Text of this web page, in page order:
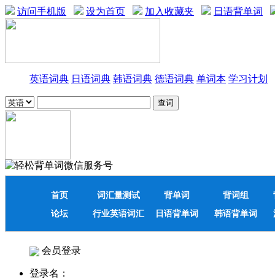
访问手机版 设为首页 加入收藏夹 日语背单词
英语词典 日语词典 韩语词典 德语词典 单词本 学习计划
首页 词汇量测试 背单词 背词组
论坛
行业英语词汇 日语背单词 韩语背单词
会员登录
登录名：